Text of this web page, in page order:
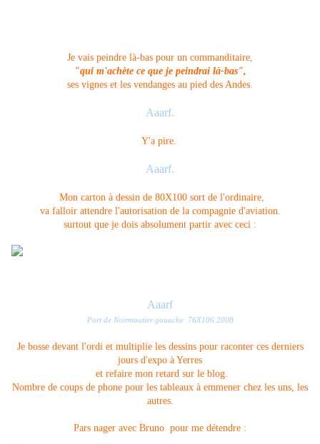
Je vais peindre là-bas pour un commanditaire,
"qui m'achète ce que je peindrai là-bas",
ses vignes et les vendanges au pied des Andes.
Aaarf.
Y'a pire.
Aaarf.
Mon carton à dessin de 80X100 sort de l'ordinaire,
va falloir attendre l'autorisation de la compagnie d'aviation.
surtout que je dois absolument partir avec ceci :
Aaarf
Port de Noirmoutier gouache 76X106 2008
Je bosse devant l'ordi et multiplie les dessins pour raconter ces derniers
jours d'expo à Yerres
et refaire mon retard sur le blog.
Nombre de coups de phone pour les tableaux à emmener chez les uns, les
autres.
Pars nager avec Bruno pour me détendre :